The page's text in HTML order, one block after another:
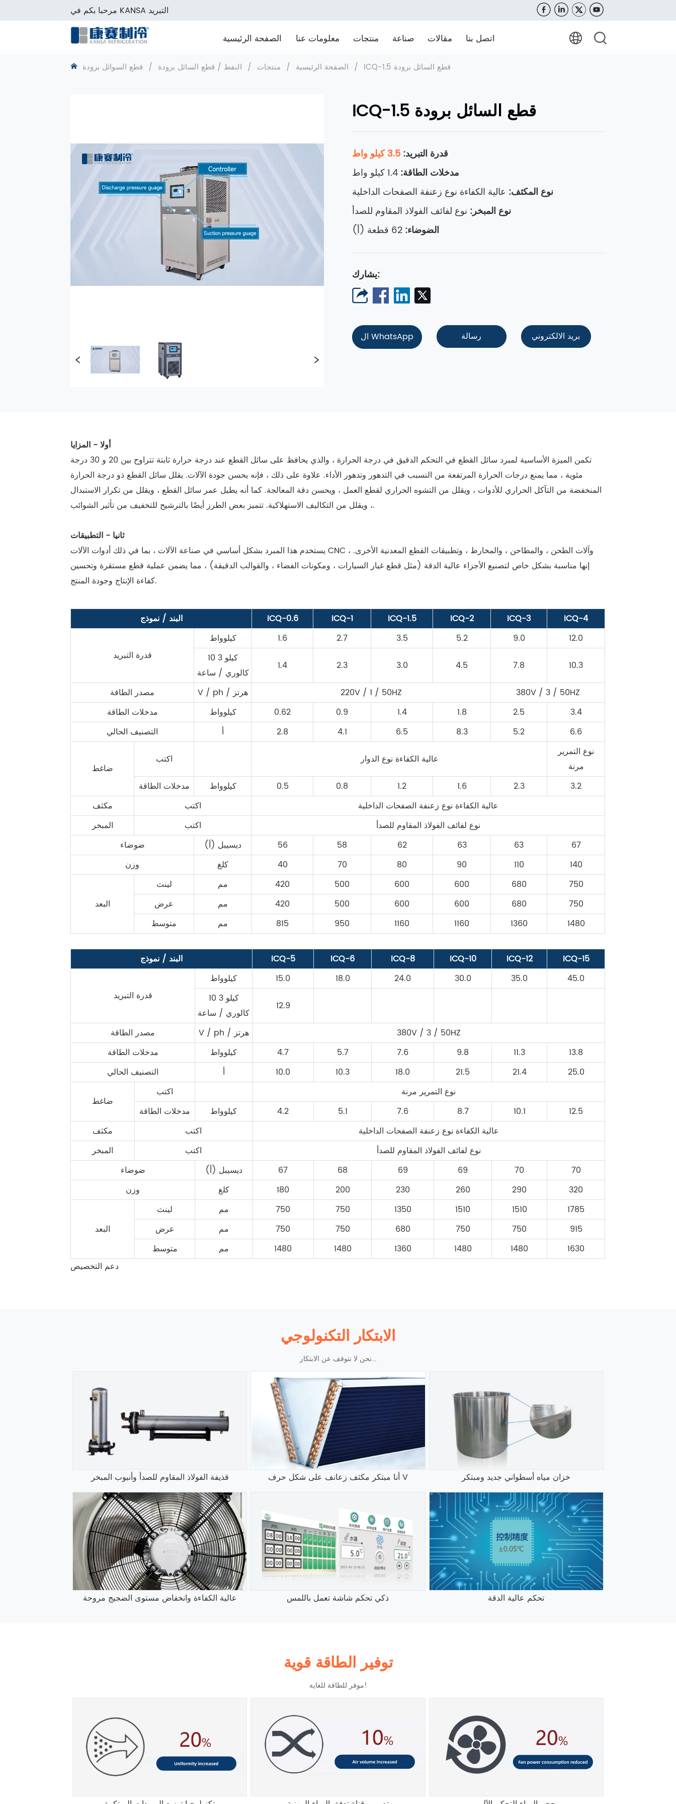
مرحبا بكم في KANSA التبريد
الصفحة الرئيسية معلومات عنا منتجات صناعة مقالات اتصل بنا
الصفحة الرئيسية / منتجات / النفط / قطع السائل برودة / قطع السوائل برودة / ICQ-1.5 قطع السائل برودة
ICQ-1.5 قطع السائل برودة
قدرة التبريد:3.5 كيلو واط
مدخلات الطاقة:1.4 كيلو واط
نوع المكثف: عالية الكفاءة نوع زعنفة الصفحات الداخلية
نوع المبخر: نوع لفائف الفولاذ المقاوم للصدأ
الضوضاء:62 قطعة (أ)
يشارك:
ال WhatsApp رسالة بريد الالكتروني
أوﻻ - المزايا
تكمن الميزة الأساسية لمبرد سائل القطع في التحكم الدقيق في درجة الحرارة ، والذي يحافظ على سائل القطع عند درجة حرارة ثابتة تتراوح بين 20 و 30 درجة
مئوية ، مما يمنع درجات الحرارة المرتفعة من التسبب في التدهور وتدهور الأداء. علاوة على ذلك ، فإنه يحسن جودة الآلات. يقلل سائل القطع ذو درجة الحرارة
المنخفضة من التآكل الحراري للأدوات ، ويقلل من التشوه الحراري لقطع العمل ، ويحسن دقة المعالجة. كما أنه يطيل عمر سائل القطع ، ويقلل من تكرار الاستبدال
، ويقلل من التكاليف الاستهلاكية. تتميز بعض الطرز أيضًا بالترشيح للتخفيف من تأثير الشوائب.
ثانيا - التطبيقات
يستخدم هذا المبرد بشكل أساسي في صناعة الآلات ، بما في ذلك أدوات الآلات CNC ، وآلات الطحن ، والمطاحن ، والمخارط ، وتطبيقات القطع المعدنية الأخرى.
إنها مناسبة بشكل خاص لتصنيع الأجزاء عالية الدقة (مثل قطع غيار السيارات ، ومكونات الفضاء ، والقوالب الدقيقة) ، مما يضمن عملية قطع مستقرة وتحسين
كفاءة الإنتاج وجودة المنتج.
البند / نموذج ICQ-0.6 ICQ-1 ICQ-1.5 ICQ-2 ICQ-3 ICQ-4
قدرة التبريد
كيلوواط 1.6 2.7 3.5 5.2 9.0
12.0
10 3 كيلو
كالوري / ساعة
1.4 2.3 3.0 4.5 7.8 10.3
مصدر الطاقة V / ph / هرتز 220V / 1 / 50HZ
380V / 3 / 50HZ
مدخلات الطاقة
كيلوواط 0.62 0.9 1.4 1.8 2.5
3.4
التصنيف الحالي
أ 2.8 4.1 6.5 8.3 5.2 6.6
ضاغط
اكتب عالية الكفاءة نوع الدوار
نوع التمرير
مرنة
مدخلات الطاقة
كيلوواط 0.5 0.8 1.2 1.6 2.3
3.2
مكثف
اكتب
عالية الكفاءة نوع زعنفة الصفحات الداخلية
المبخر
اكتب
نوع لفائف الفولاذ المقاوم للصدأ
ضوضاء
ديسيبل (أ) 56 58 62 63 63
67
وزن
كلغ 40 70 80 90 110 140
البعد
لينث مم 420 500 600 600 680
750
عرض
مم 420 500 600 600 680
750
متوسط
مم 815 950 1160 1160 1360 1480
البند / نموذج ICQ-5 ICQ-6 ICQ-8 ICQ-10 ICQ-12 ICQ-15
قدرة التبريد
كيلوواط 15.0 18.0 24.0 30.0 35.0
45.0
10 3 كيلو
كالوري / ساعة
12.9
مصدر الطاقة V / ph / هرتز
380V / 3 / 50HZ
مدخلات الطاقة
كيلوواط 4.7 5.7 7.6 9.8 11.3
13.8
التصنيف الحالي
أ 10.0 10.3 18.0 21.5 21.4 25.0
ضاغط
اكتب
نوع التمرير مرنة
مدخلات الطاقة
كيلوواط 4.2 5.1 7.6 8.7 10.1
12.5
مكثف
اكتب
عالية الكفاءة نوع زعنفة الصفحات الداخلية
المبخر
اكتب
نوع لفائف الفولاذ المقاوم للصدأ
ضوضاء
ديسيبل (أ) 67 68 69 69 70
70
وزن
كلغ 180 200 230 260 290 320
البعد
لينث مم 750 750 1350 1510 1510
1785
عرض
مم 750 750 680 750 750
915
متوسط
مم 1480 1480 1360 1480 1480
1630
دعم التخصيص
الابتكار التكنولوجي
نحن لا نتوقف عن الابتكار...
قذيفة الفولاذ المقاوم للصدأ وأنبوب المبخر أنا مبتكر مكثف زعانف على شكل حرف V خزان مياه أسطواني جديد ومبتكر
عالية الكفاءة وانخفاض مستوى الضجيج مروحة ذكي تحكم شاشة تعمل باللمس تحكم عالية الدقة
توفير الطاقة قوية
موفر للطاقة للغاية!